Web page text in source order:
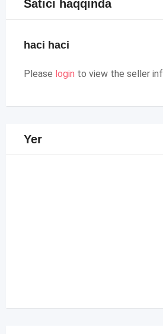
Satıcı haqqında
haci haci
Please login to view the seller
Yer